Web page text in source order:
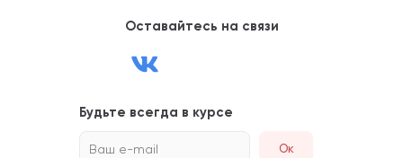
Оставайтесь на связи
Будьте всегда в курсе
Ваш e-mail